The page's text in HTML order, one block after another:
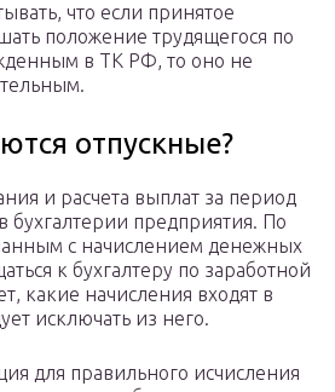
что если принятое
положение трудящегося по
в ТК РФ, то оно не
отпускные?
и расчета выплат за период
бухгалтерии предприятия. По
с начислением денежных
к бухгалтеру по заработной
какие начисления входят в
исключать из него.
для правильного исчисления